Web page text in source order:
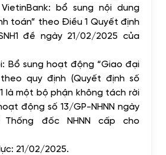
bổ sung nội dung
toán” theo Điều 1 Quyết định
đề ngày 21/02/2025 của
Bổ sung hoạt động “Giao đại
quy định (Quyết định số
là một bộ phận không tách rời
động số 13/GP-NHNN ngày
Thống đốc NHNN cấp cho
21/02/2025.